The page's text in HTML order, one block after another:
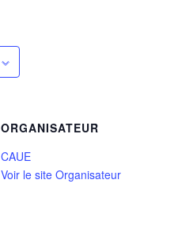
ORGANISATEUR
CAUE
Voir le site Organisateur